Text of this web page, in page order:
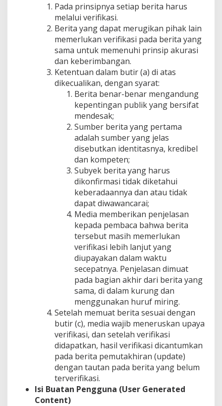
Pada prinsipnya setiap berita harus
melalui verifikasi.
Berita yang dapat merugikan pihak lain
memerlukan verifikasi pada berita yang
sama untuk memenuhi prinsip akurasi
dan keberimbangan.
Ketentuan dalam butir (a) di atas
dikecualikan, dengan syarat:
Berita benar-benar mengandung
kepentingan publik yang bersifat
mendesak;
Sumber berita yang pertama
adalah sumber yang jelas
disebutkan identitasnya, kredibel
dan kompeten;
Subyek berita yang harus
dikonfirmasi tidak diketahui
keberadaannya dan atau tidak
dapat diwawancarai;
Media memberikan penjelasan
kepada pembaca bahwa berita
tersebut masih memerlukan
verifikasi lebih lanjut yang
diupayakan dalam waktu
secepatnya. Penjelasan dimuat
pada bagian akhir dari berita yang
sama, di dalam kurung dan
menggunakan huruf miring.
Setelah memuat berita sesuai dengan
butir (c), media wajib meneruskan upaya
verifikasi, dan setelah verifikasi
didapatkan, hasil verifikasi dicantumkan
pada berita pemutakhiran (update)
dengan tautan pada berita yang belum
terverifikasi.
Isi Buatan Pengguna (User Generated
Content)